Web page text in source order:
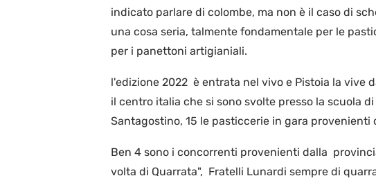
indicato parlare di colombe, ma non è il caso di
una cosa seria, talmente fondamentale per le
per i panettoni artigianiali.
l'edizione 2022 è entrata nel vivo e Pistoia la
il centro italia che si sono svolte presso la scuola
Santagostino, 15 le pasticcerie in gara provenienti
Ben 4 sono i concorrenti provenienti dalla
volta di Quarrata", Fratelli Lunardi sempre di